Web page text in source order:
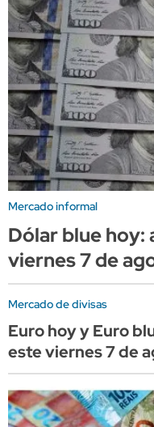
Mercado informal
Dólar blue hoy:
viernes 7 de
Mercado de divisas
Euro hoy y Euro
este viernes 7 de